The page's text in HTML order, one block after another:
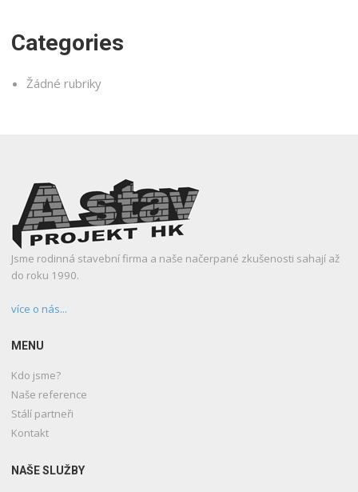
Categories
Žádné rubriky
Jsme rodinná stavební firma a naše načerpané zkušenosti sahají až
do roku 1990.
více o nás...
MENU
Kdo jsme?
Naše reference
Stálí partneři
Kontakt
NAŠE SLUŽBY